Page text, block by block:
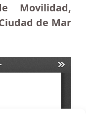
Movilidad,
de Mar